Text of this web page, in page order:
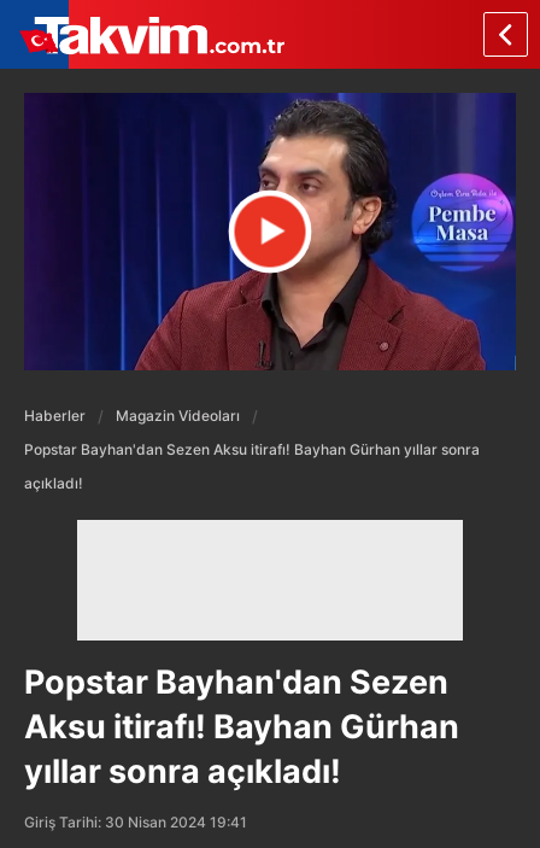
Haberler
Magazin Videoları
Popstar Bayhan'dan Sezen Aksu itirafı! Bayhan Gürhan yıllar sonra
açıkladı!
Popstar Bayhan'dan Sezen
Aksu itirafı! Bayhan Gürhan
yıllar sonra açıkladı!
Giriş Tarihi: 30 Nisan 2024 19:41